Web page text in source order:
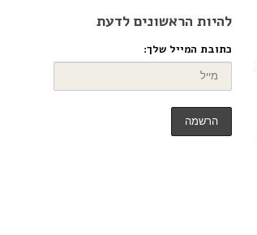
להיות הראשונים לדעת
כתובת המייל שלך: